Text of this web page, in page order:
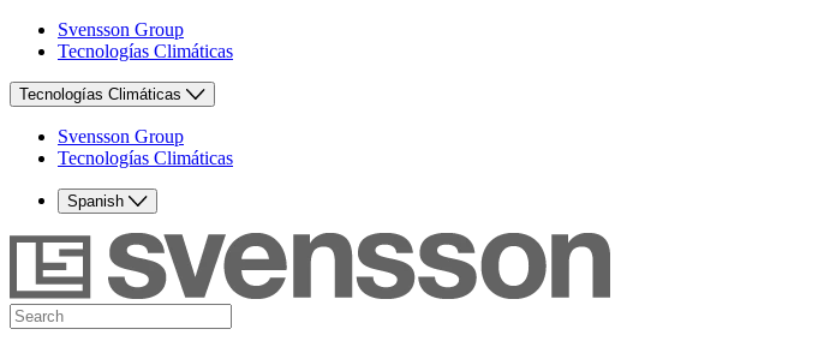
Svensson Group
Tecnologías Climáticas
Tecnologías Climáticas
Svensson Group
Tecnologías Climáticas
Spanish